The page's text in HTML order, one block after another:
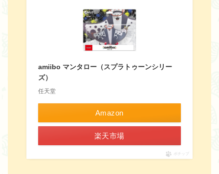
amiibo マンタロー（スプラトゥーンシリー
ズ）
任天堂
Amazon
楽天市場
ポチップ